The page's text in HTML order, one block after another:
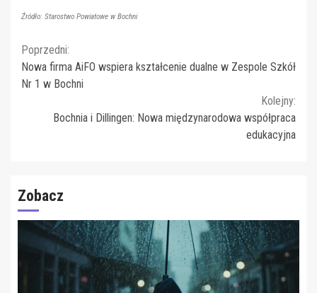
Źródło: Starostwo Powiatowe w Bochni
Continue
Reading
Poprzedni:
Nowa firma AiFO wspiera kształcenie dualne w Zespole Szkół
Nr 1 w Bochni
Kolejny:
Bochnia i Dillingen: Nowa międzynarodowa współpraca
edukacyjna
Zobacz